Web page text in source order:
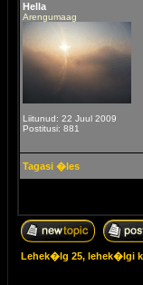
Hella
Arengumaag
Liitunud: 22 Juul 2009
Postitusi: 881
Tagasi �les
Lehek�lg 25, lehek�lgi